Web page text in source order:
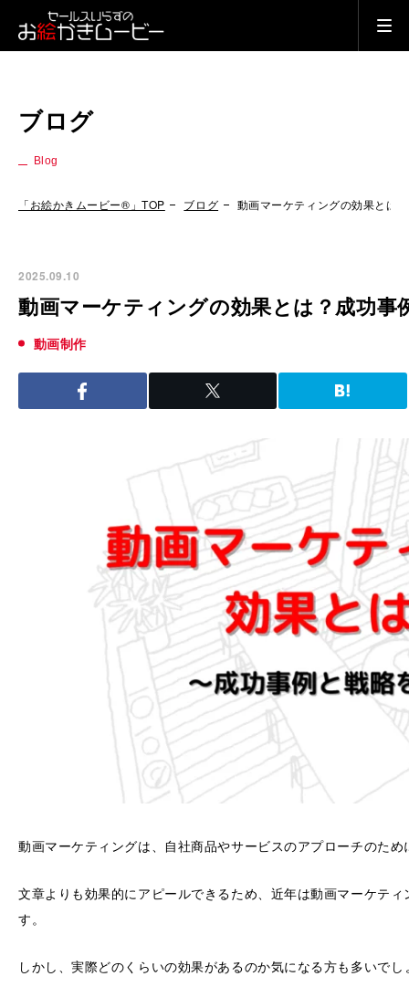
ブログ
Blog
「お絵かきムービー®」TOP ブログ 動画マーケティングの効果とは
2025.09.10
動画マーケティングの効果とは？成功事
動画制作
動画マーケティングは、自社商品やサービスのアプローチのた
文章よりも効果的にアピールできるため、近年は動画マーケテ
す。
しかし、実際どのくらいの効果があるのか気になる方も多いでし